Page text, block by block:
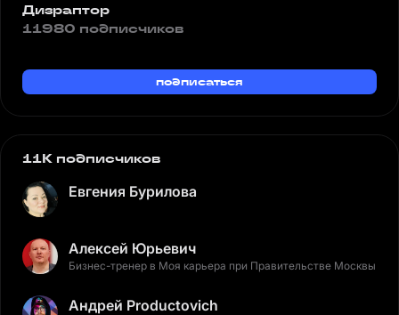
Дизраптор
11980 подписчиков
подписаться
11K подписчиков
Евгения Бурилова
Алексей Юрьевич
Бизнес-тренер в Моя карьера при Правительстве Москвы
Андрей Productovich